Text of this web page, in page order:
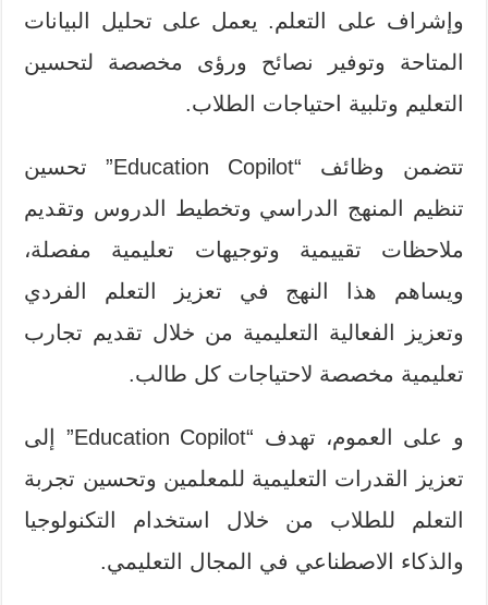
وإشراف على التعلم. يعمل على تحليل البيانات
المتاحة وتوفير نصائح ورؤى مخصصة لتحسين
التعليم وتلبية احتياجات الطلاب.
تتضمن وظائف “Education Copilot” تحسين
تنظيم المنهج الدراسي وتخطيط الدروس وتقديم
ملاحظات تقييمية وتوجيهات تعليمية مفصلة،
ويساهم هذا النهج في تعزيز التعلم الفردي
وتعزيز الفعالية التعليمية من خلال تقديم تجارب
تعليمية مخصصة لاحتياجات كل طالب.
و على العموم، تهدف “Education Copilot” إلى
تعزيز القدرات التعليمية للمعلمين وتحسين تجربة
التعلم للطلاب من خلال استخدام التكنولوجيا
والذكاء الاصطناعي في المجال التعليمي.